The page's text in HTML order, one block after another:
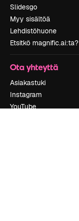
Slidesgo
Myy sisältöä
Lehdistöhuone
Etsitkö magnific.ai:ta?
Ota yhteyttä
Asiakastuki
Instagram
YouTube